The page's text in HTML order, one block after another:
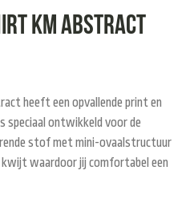
KM abstract
heeft een opvallende print en
speciaal ontwikkeld voor de
stof met mini-ovaalstructuur
kwijt waardoor jij comfortabel een